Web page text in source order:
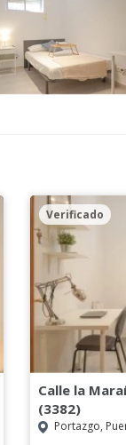
Verificado
Calle la
(3382)
Portazgo,